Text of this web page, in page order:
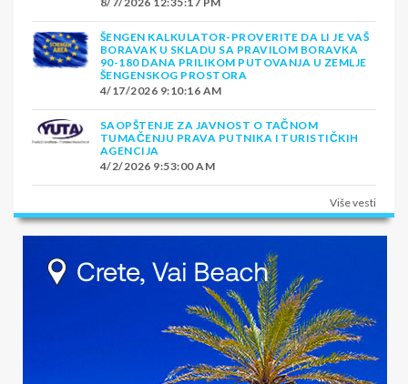
ŠENGEN KALKULATOR-PROVERITE DA LI JE VAŠ
BORAVAK U SKLADU SA PRAVILOM BORAVKA
90-180 DANA PRILIKOM PUTOVANJA U ZEMLJE
ŠENGENSKOG PROSTORA
4/17/2026 9:10:16 AM
SAOPŠTENJE ZA JAVNOST O TAČNOM
TUMAČENJU PRAVA PUTNIKA I TURISTIČKIH
AGENCIJA
4/2/2026 9:53:00 AM
Više vesti